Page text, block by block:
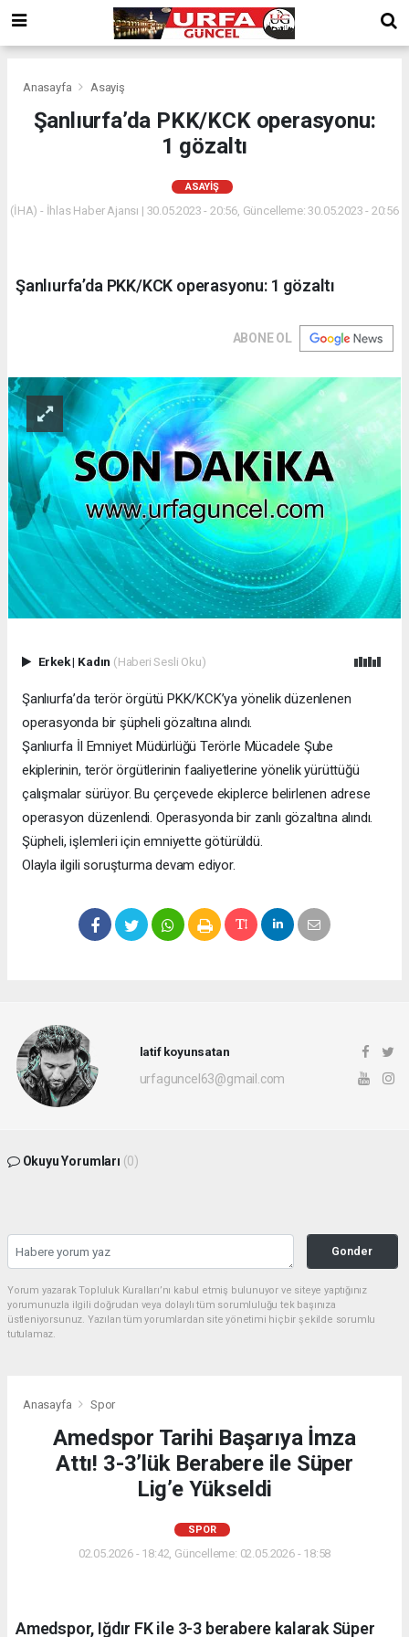
Anasayfa Asayiş
Şanlıurfa’da PKK/KCK operasyonu:
1 gözaltı
ASAYIŞ
(İHA) - İhlas Haber Ajansı | 30.05.2023 - 20:56, Güncelleme: 30.05.2023 - 20:56
Şanlıurfa’da PKK/KCK operasyonu: 1 gözaltı
ABONE OL
Erkek| Kadın (Haberi Sesli Oku)
Şanlıurfa’da terör örgütü PKK/KCK’ya yönelik düzenlenen
operasyonda bir şüpheli gözaltına alındı.
Şanlıurfa İl Emniyet Müdürlüğü Terörle Mücadele Şube
ekiplerinin, terör örgütlerinin faaliyetlerine yönelik yürüttüğü
çalışmalar sürüyor. Bu çerçevede ekiplerce belirlenen adrese
operasyon düzenlendi. Operasyonda bir zanlı gözaltına alındı.
Şüpheli, işlemleri için emniyette götürüldü.
Olayla ilgili soruşturma devam ediyor.
latif koyunsatan
urfaguncel63@gmail.com
Okuyu Yorumları (0)
Gonder
Yorum yazarak Topluluk Kuralları’nı kabul etmiş bulunuyor ve siteye yaptığınız
yorumunuzla ilgili doğrudan veya dolaylı tüm sorumluluğu tek başınıza
üstleniyorsunuz. Yazılan tüm yorumlardan site yönetimi hiçbir şekilde sorumlu
tutulamaz.
Anasayfa Spor
Amedspor Tarihi Başarıya İmza
Attı! 3-3’lük Berabere ile Süper
Lig’e Yükseldi
SPOR
02.05.2026 - 18:42, Güncelleme: 02.05.2026 - 18:58
Amedspor, Iğdır FK ile 3-3 berabere kalarak Süper